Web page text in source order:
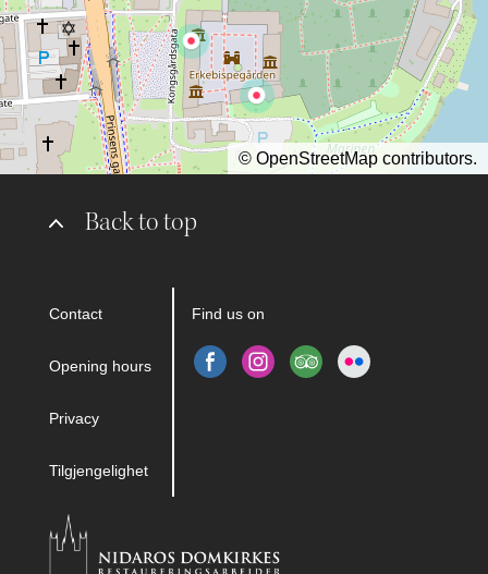
Back to top
Contact
Opening hours
Privacy
Tilgjengelighet
Find us on
© OpenStreetMap contributors.